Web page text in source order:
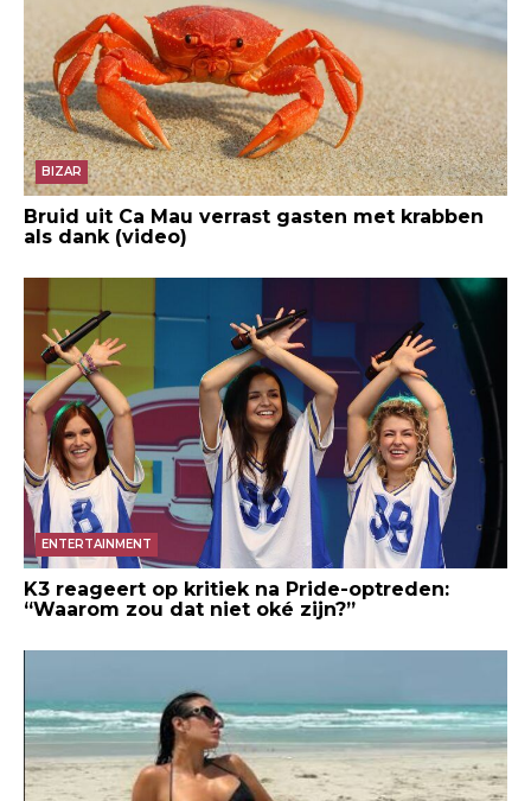
BIZAR
Bruid uit Ca Mau verrast gasten met krabben
als dank (video)
ENTERTAINMENT
K3 reageert op kritiek na Pride-optreden:
“Waarom zou dat niet oké zijn?”